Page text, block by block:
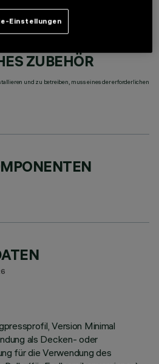
ZUBEHÖR
und zu betreiben, muss eines der erforderlichen
Version Minimal
als Decken- oder
für die Verwendung des
Einstellungen